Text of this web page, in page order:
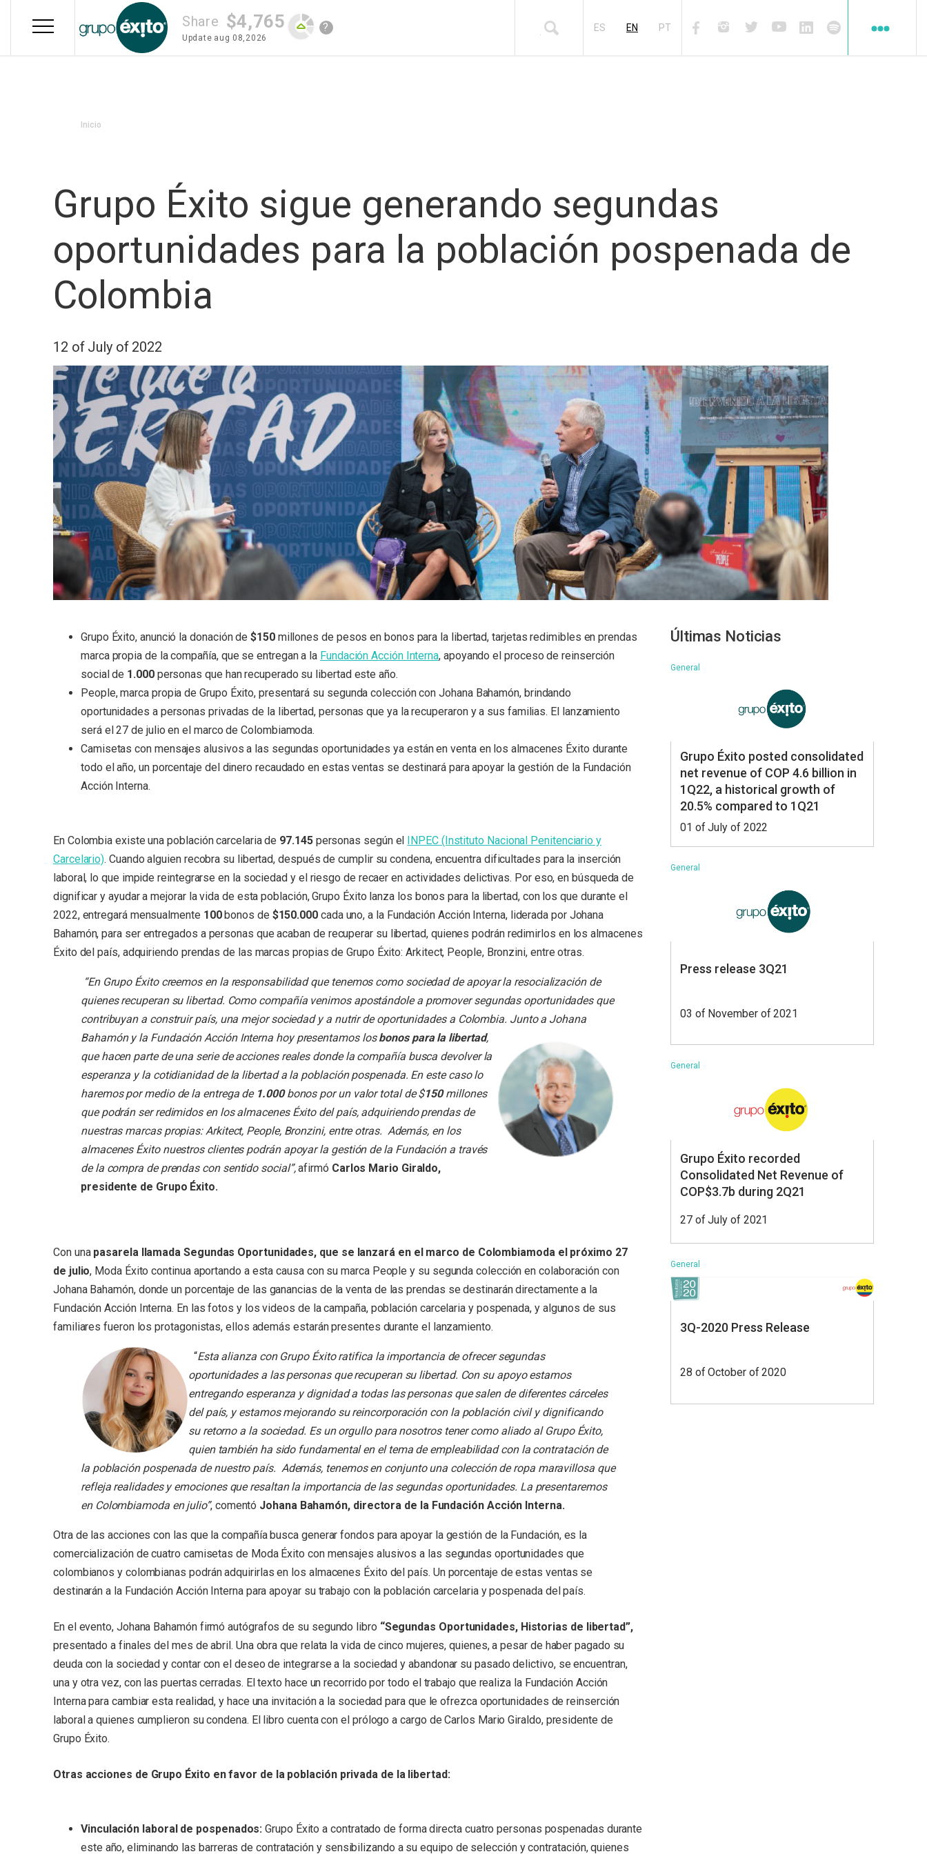
Share $4,765
Update aug 08,2026
? ES EN PT sociales
Breadcrumb
Inicio
Grupo Éxito sigue generando segundas
oportunidades para la población pospenada de
Colombia
12 of July of 2022
Grupo Éxito, anunció la donación de$150 millones de pesos en bonos para la libertad, tarjetas redimibles en prendas
marca propia de la compañía, que se entregan a la Fundación Acción Interna, apoyando el proceso de reinserción
social de 1.000personas que han recuperado su libertad este año.
People, marca propia de Grupo Éxito, presentará su segunda colección con Johana Bahamón, brindando
oportunidades a personas privadas de la libertad, personas que ya la recuperaron y a sus familias. El lanzamiento
será el 27 de julio en el marco de Colombiamoda.
Camisetas con mensajes alusivos a las segundas oportunidades ya están en venta en los almacenes Éxito durante
todo el año, un porcentaje del dinero recaudado en estas ventas se destinará para apoyar la gestión de la Fundación
Acción Interna.
En Colombia existe una población carcelaria de 97.145personas según el INPEC (Instituto Nacional Penitenciario y
Carcelario). Cuando alguien recobra su libertad, después de cumplir su condena, encuentra dificultades para la inserción
laboral, lo que impide reintegrarse en la sociedad y el riesgo de recaer en actividades delictivas. Por eso, en búsqueda de
dignificar y ayudar a mejorar la vida de esta población, Grupo Éxito lanza los bonos para la libertad, con los que durante el
2022, entregará mensualmente 100bonos de $150.000 cada uno, a la Fundación Acción Interna, liderada por Johana
Bahamón, para ser entregados a personas que acaban de recuperar su libertad, quienes podrán redimirlos en los almacenes
Éxito del país, adquiriendo prendas de las marcas propias de Grupo Éxito: Arkitect, People, Bronzini, entre otras.
“En Grupo Éxito creemos en la responsabilidad que tenemos como sociedad de apoyar la resocialización de
quienes recuperan su libertad. Como compañía venimos apostándole a promover segundas oportunidades que
contribuyan a construir país, una mejor sociedad y a nutrir de oportunidades a Colombia. Junto a Johana
Bahamón y la Fundación Acción Interna hoy presentamos los bonos para la libertad,
que hacen parte de una serie de acciones reales donde la compañía busca devolver la
esperanza y la cotidianidad de la libertad a la población pospenada. En este caso lo
haremos por medio de la entrega de 1.000bonos por un valor total de $150millones
que podrán ser redimidos en los almacenes Éxito del país, adquiriendo prendas de
nuestras marcas propias: Arkitect, People, Bronzini, entre otras. Además, en los
almacenes Éxito nuestros clientes podrán apoyar la gestión de la Fundación a través
de la compra de prendas con sentido social”,afirmó Carlos Mario Giraldo,
presidente de Grupo Éxito.
Con una pasarela llamada Segundas Oportunidades, que se lanzará en el marco de Colombiamoda el próximo 27
de julio, Moda Éxito continua aportando a esta causa con su marca People y su segunda colección en colaboración con
Johana Bahamón, donde un porcentaje de las ganancias de la venta de las prendas se destinarán directamente a la
Fundación Acción Interna. En las fotos y los videos de la campaña, población carcelaria y pospenada, y algunos de sus
familiares fueron los protagonistas, ellos además estarán presentes durante el lanzamiento.
“Esta alianza con Grupo Éxito ratifica la importancia de ofrecer segundas
oportunidades a las personas que recuperan su libertad. Con su apoyo estamos
entregando esperanza y dignidad a todas las personas que salen de diferentes cárceles
del país, y estamos mejorando su reincorporación con la población civil y dignificando
su retorno a la sociedad. Es un orgullo para nosotros tener como aliado al Grupo Éxito,
quien también ha sido fundamental en el tema de empleabilidad con la contratación de
la población pospenada de nuestro país. Además, tenemos en conjunto una colección de ropa maravillosa que
refleja realidades y emociones que resaltan la importancia de las segundas oportunidades. La presentaremos
en Colombiamoda en julio”, comentó Johana Bahamón, directora de la Fundación Acción Interna.
Otra de las acciones con las que la compañía busca generar fondos para apoyar la gestión de la Fundación, es la
comercialización de cuatro camisetas de Moda Éxito con mensajes alusivos a las segundas oportunidades que
colombianos y colombianas podrán adquirirlas en los almacenes Éxito del país. Un porcentaje de estas ventas se
destinarán a la Fundación Acción Interna para apoyar su trabajo con la población carcelaria y pospenada del país.
En el evento, Johana Bahamón firmó autógrafos de su segundo libro “Segundas Oportunidades, Historias de libertad”,
presentado a finales del mes de abril. Una obra que relata la vida de cinco mujeres, quienes, a pesar de haber pagado su
deuda con la sociedad y contar con el deseo de integrarse a la sociedad y abandonar su pasado delictivo, se encuentran,
una y otra vez, con las puertas cerradas. El texto hace un recorrido por todo el trabajo que realiza la Fundación Acción
Interna para cambiar esta realidad, y hace una invitación a la sociedad para que le ofrezca oportunidades de reinserción
laboral a quienes cumplieron su condena. El libro cuenta con el prólogo a cargo de Carlos Mario Giraldo, presidente de
Grupo Éxito.
Otras acciones de Grupo Éxito en favor de la población privada de la libertad:
Vinculación laboral de pospenados: Grupo Éxito a contratado de forma directa cuatro personas pospenadas durante
este año, eliminando las barreras de contratación y sensibilizando a su equipo de selección y contratación, quienes
Últimas Noticias
General
Grupo Éxito posted consolidated
net revenue of COP 4.6 billion in
1Q22, a historical growth of
20.5% compared to 1Q21
01 of July of 2022
General
Press release 3Q21
03 of November of 2021
General
Grupo Éxito recorded
Consolidated Net Revenue of
COP$3.7b during 2Q21
27 of July of 2021
General
3Q-2020 Press Release
28 of October of 2020